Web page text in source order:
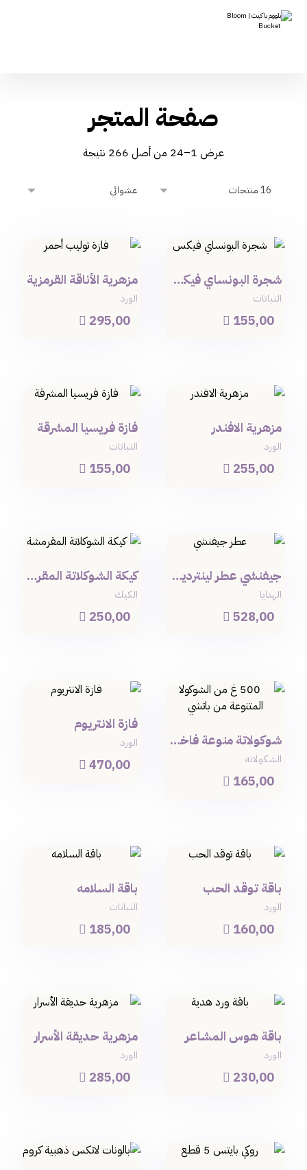
صفحة المتجر
عرض 1–24 من أصل 266 نتيجة
شجرة البونساي فيكس
النباتات
 155,00
مزهرية الأناقة القرمزية
الورد
 295,00
مزهرية الافندر
الورد
 255,00
فازة فريسيا المشرقة
النباتات
 155,00
جيفنشي عطر لينترديت روج للنساء 80 مل
الهدايا
 528,00
كيكة الشوكلاتة المقرمشة
الكيك
 250,00
شوكولاتة منوعة فاخرة -500 غرام
الشكولاته
 165,00
فازة الانتريوم
الورد
 470,00
باقة توقد الحب
الورد
 160,00
باقة السلامه
النباتات
 185,00
باقة هوس المشاعر
الورد
 230,00
مزهرية حديقة الأسرار
الورد
 285,00